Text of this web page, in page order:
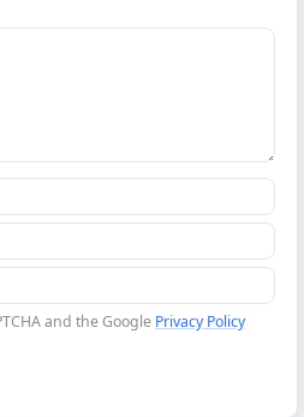
and the Google Privacy Policy